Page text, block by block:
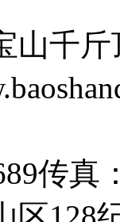
山千
传真